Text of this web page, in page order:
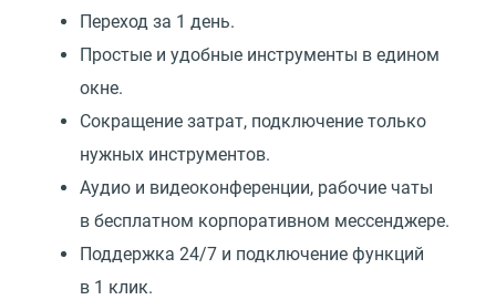
Переход за 1 день.
Простые и удобные инструменты в едином
окне.
Сокращение затрат, подключение только
нужных инструментов.
Аудио и видеоконференции, рабочие чаты
в бесплатном корпоративном мессенджере.
Поддержка 24/7 и подключение функций
в 1 клик.